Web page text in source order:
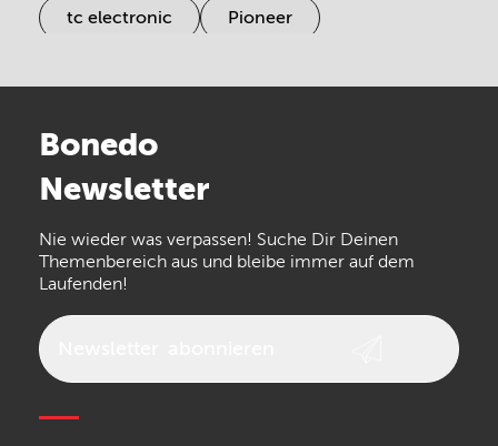
tc electronic Pioneer
Arturia
the t.bone
Walrus Audio Epiphone
Bonedo
Newsletter
Nie wieder was verpassen! Suche Dir Deinen
Themenbereich aus und bleibe immer auf dem
Laufenden!